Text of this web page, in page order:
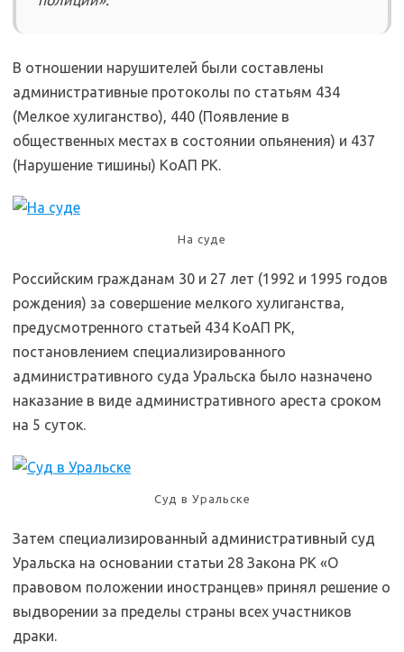
В отношении нарушителей были составлены
административные протоколы по статьям 434
(Мелкое хулиганство), 440 (Появление в
общественных местах в состоянии опьянения) и 437
(Нарушение тишины) КоАП РК.
На суде
Российским гражданам 30 и 27 лет (1992 и 1995 годов
рождения) за совершение мелкого хулиганства,
предусмотренного статьей 434 КоАП РК,
постановлением специализированного
административного суда Уральска было назначено
наказание в виде административного ареста сроком
на 5 суток.
Суд в Уральске
Затем специализированный административный суд
Уральска на основании статьи 28 Закона РК «О
правовом положении иностранцев» принял решение о
выдворении за пределы страны всех участников
драки.